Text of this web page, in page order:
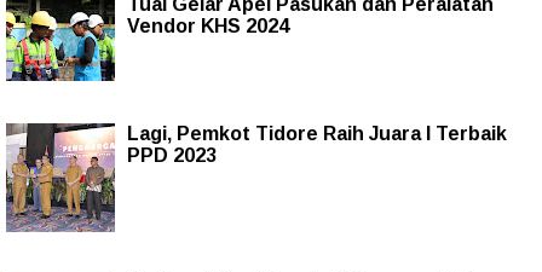
Tual Gelar Apel Pasukan dan Peralatan
Vendor KHS 2024
Lagi, Pemkot Tidore Raih Juara I Terbaik
PPD 2023